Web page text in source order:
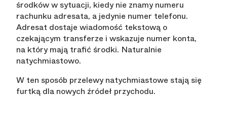
środków w sytuacji, kiedy nie znamy numeru
rachunku adresata, a jedynie numer telefonu.
Adresat dostaje wiadomość tekstową o
czekającym transferze i wskazuje numer konta,
na który mają trafić środki. Naturalnie
natychmiastowo.
W ten sposób przelewy natychmiastowe stają się
furtką dla nowych źródeł przychodu.